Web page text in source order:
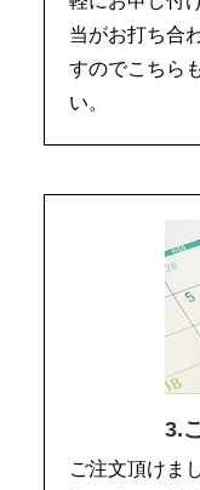
当がお打ち合
すのでこちら
い。
3.
ご注文頂けま